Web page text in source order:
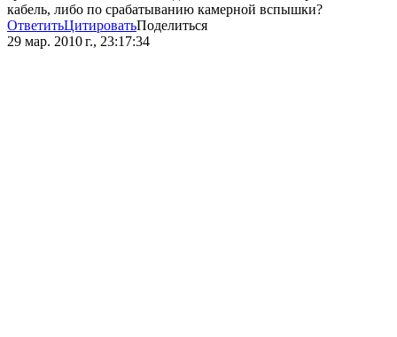
кабель, либо по срабатыванию камерной вспышки?
ОтветитьЦитироватьПоделиться
29 мар. 2010 г., 23:17:34